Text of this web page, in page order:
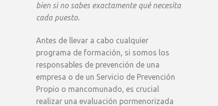
bien si no sabes exactamente qué necesita
cada puesto.
Antes de llevar a cabo cualquier
programa de formación, si somos los
responsables de prevención de una
empresa o de un Servicio de Prevención
Propio o mancomunado, es crucial
realizar una evaluación pormenorizada